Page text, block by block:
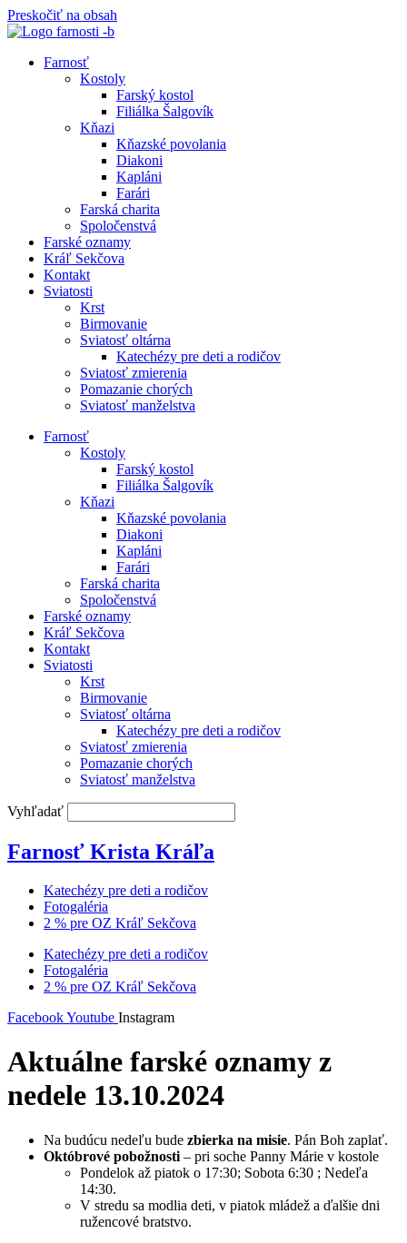
Preskočiť na obsah
Farnosť
Kostoly
Farský kostol
Filiálka Šalgovík
Kňazi
Kňazské povolania
Diakoni
Kapláni
Farári
Farská charita
Spoločenstvá
Farské oznamy
Kráľ Sekčova
Kontakt
Sviatosti
Krst
Birmovanie
Sviatosť oltárna
Katechézy pre deti a rodičov
Sviatosť zmierenia
Pomazanie chorých
Sviatosť manželstva
Farnosť
Kostoly
Farský kostol
Filiálka Šalgovík
Kňazi
Kňazské povolania
Diakoni
Kapláni
Farári
Farská charita
Spoločenstvá
Farské oznamy
Kráľ Sekčova
Kontakt
Sviatosti
Krst
Birmovanie
Sviatosť oltárna
Katechézy pre deti a rodičov
Sviatosť zmierenia
Pomazanie chorých
Sviatosť manželstva
Vyhľadať
Farnosť Krista Kráľa
Katechézy pre deti a rodičov
Fotogaléria
2 % pre OZ Kráľ Sekčova
Katechézy pre deti a rodičov
Fotogaléria
2 % pre OZ Kráľ Sekčova
FacebookYoutube Instagram
Aktuálne farské oznamy z
nedele 13.10.2024
Na budúcu nedeľu bude zbierka na misie. Pán Boh zaplať.
Októbrové pobožnosti – pri soche Panny Márie v kostole
Pondelok až piatok o 17:30; Sobota 6:30 ; Nedeľa
14:30.
V stredu sa modlia deti, v piatok mládež a ďalšie dni
ružencové bratstvo.